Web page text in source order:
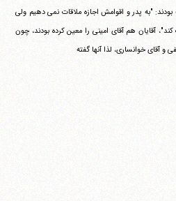
بودند: "به پدر و اقوامش اجازه ملاقات نمی دهیم ولی
آقایان هم آقای امینی را معین کرده بودند، چون
و آقای خوانساری، لذا آنها گفته